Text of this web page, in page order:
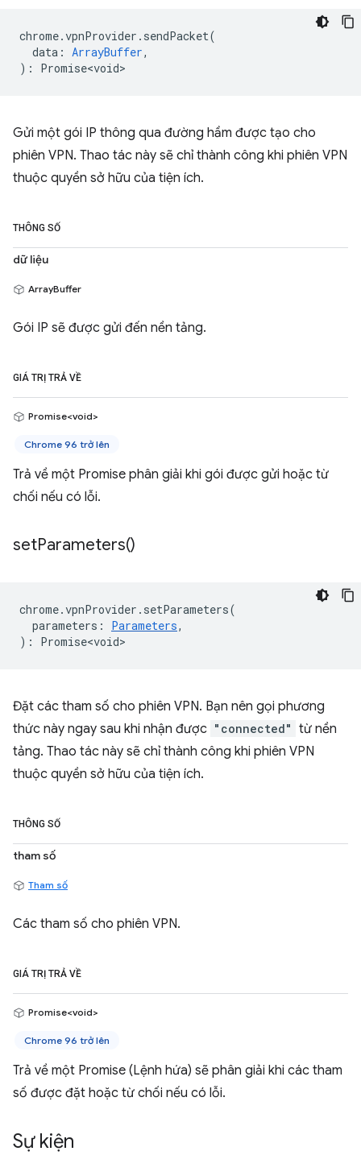
chrome.vpnProvider . sendPacket(
data : ArrayBuffer,
) : Promise<void>
Gửi một gói IP thông qua đường hầm được tạo cho
phiên VPN. Thao tác này sẽ chỉ thành công khi phiên VPN
thuộc quyền sở hữu của tiện ích.
THÔNG SỐ
dữ liệu
ArrayBuffer
Gói IP sẽ được gửi đến nền tảng.
GIÁ TRỊ TRẢ VỀ
Promise<void>
Chrome 96 trở lên
Trả về một Promise phân giải khi gói được gửi hoặc từ
chối nếu có lỗi.
setParameters()
chrome.vpnProvider . setParameters(
parameters : Parameters,
) : Promise<void>
Đặt các tham số cho phiên VPN. Bạn nên gọi phương
thức này ngay sau khi nhận được "connected" từ nền
tảng. Thao tác này sẽ chỉ thành công khi phiên VPN
thuộc quyền sở hữu của tiện ích.
THÔNG SỐ
tham số
Tham số
Các tham số cho phiên VPN.
GIÁ TRỊ TRẢ VỀ
Promise<void>
Chrome 96 trở lên
Trả về một Promise (Lệnh hứa) sẽ phân giải khi các tham
số được đặt hoặc từ chối nếu có lỗi.
Sự kiện